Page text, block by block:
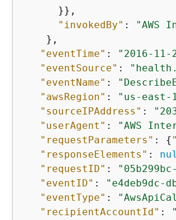
      }},
"invokedBy" :
"AWS
    },
"eventTime" : "2016-11-
"eventSource" :
"eventName" :
"awsRegion" : " us-east-
"sourceIPAddress" :
"userAgent" : "AWS
"requestParameters" : {
"responseElements" :
"requestID" :
"eventID" :
"e4deb9dc-
"eventType" :
"recipientAccountId" :